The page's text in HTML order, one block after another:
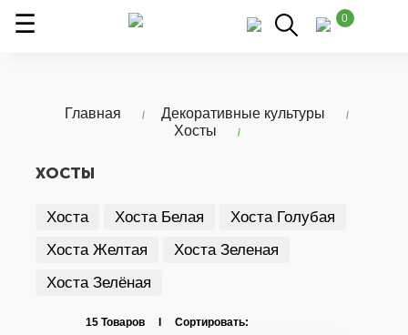
0
Главная
Декоративные культуры
Хосты
ХОСТЫ
Хоста Хоста Белая
Хоста Голубая
Хоста Желтая
Хоста Зеленая
Хоста Зелёная
15 Товаров I Сортировать: